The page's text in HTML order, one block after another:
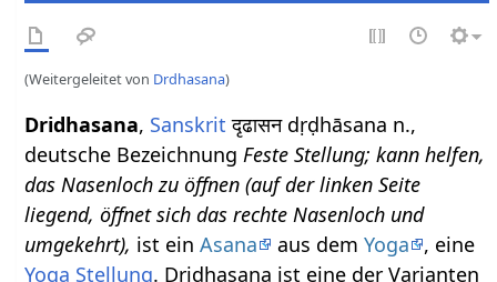
(Weitergeleitet von Drdhasana)
Dridhasana, Sanskrit दृढासन dṛḍhāsana n.,
deutsche BezeichnungFeste Stellung; kann helfen,
das Nasenloch zu öffnen (auf der linken Seite
liegend, öffnet sich das rechte Nasenloch und
umgekehrt), ist einAsana aus demYoga
, eine
Yoga Stellung. Dridhasana ist eine der Varianten